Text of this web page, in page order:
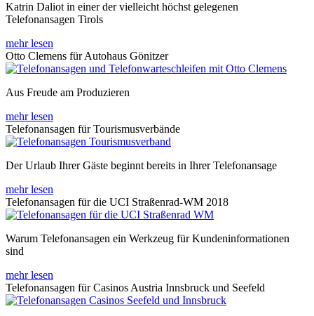
Katrin Daliot in einer der vielleicht höchst gelegenen
Telefonansagen Tirols
mehr lesen
Otto Clemens für Autohaus Gönitzer
Aus Freude am Produzieren
mehr lesen
Telefonansagen für Tourismusverbände
Der Urlaub Ihrer Gäste beginnt bereits in Ihrer Telefonansage
mehr lesen
Telefonansagen für die UCI Straßenrad-WM 2018
Warum Telefonansagen ein Werkzeug für Kundeninformationen
sind
mehr lesen
Telefonansagen für Casinos Austria Innsbruck und Seefeld